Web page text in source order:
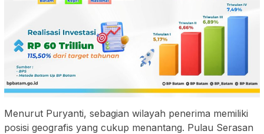
Menurut Puryanti, sebagian wilayah penerima memiliki
posisi geografis yang cukup menantang. Pulau Serasan